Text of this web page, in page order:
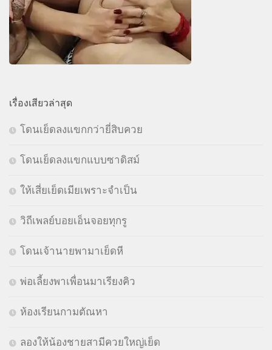
เรื่องเสียวล่าสุด
โดนเย็ดลงแขกกว่ายี่สิบควย
โดนเย็ดลงแขกแบบซาดิสม์
ให้เสี่ยเย็ดเมียเพราะจำเป็น
วิถีเพลย์บอยเอ็นจอยทุกรู
โดนเจ้านายพามาเย็ดหี
พ่อเลี้ยงพาเพื่อนมาเรียงคิว
ห้องเรียนกามตัณหา
ลองให้น้องชายสามีควยใหญ่เย็ด